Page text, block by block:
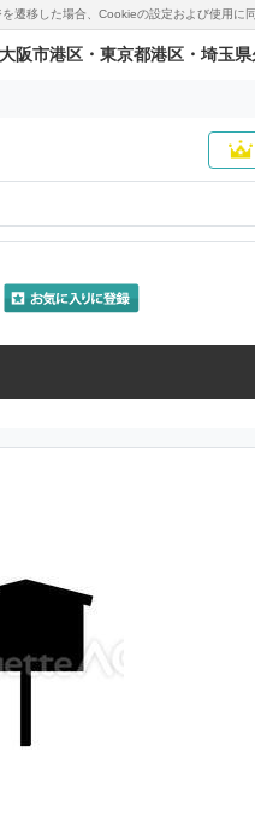
移した場合、Cookieの設定および使用
阪市港区・東京都港区・埼玉